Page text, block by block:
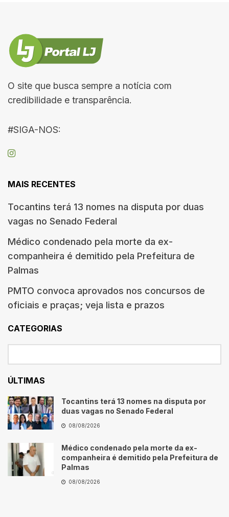
O site que busca sempre a notícia com
credibilidade e transparência.
#SIGA-NOS:
MAIS RECENTES
Tocantins terá 13 nomes na disputa por duas
vagas no Senado Federal
Médico condenado pela morte da ex-
companheira é demitido pela Prefeitura de
Palmas
PMTO convoca aprovados nos concursos de
oficiais e praças; veja lista e prazos
CATEGORIAS
ÚLTIMAS
Tocantins terá 13 nomes na disputa por
duas vagas no Senado Federal
08/08/2026
Médico condenado pela morte da ex-
companheira é demitido pela Prefeitura de
Palmas
08/08/2026